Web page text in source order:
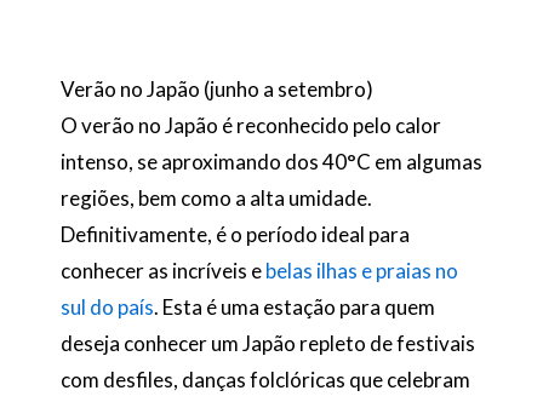
Verão no Japão (junho a setembro)
O verão no Japão é reconhecido pelo calor
intenso, se aproximando dos 40°C em algumas
regiões, bem como a alta umidade.
Definitivamente, é o período ideal para
conhecer as incríveis ebelas ilhas e praias no
sul do país. Esta é uma estação para quem
deseja conhecer um Japão repleto de festivais
com desfiles, danças folclóricas que celebram